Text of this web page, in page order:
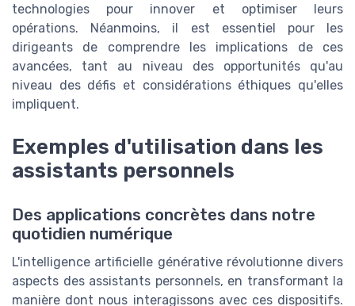
technologies pour innover et optimiser leurs
opérations. Néanmoins, il est essentiel pour les
dirigeants de comprendre les implications de ces
avancées, tant au niveau des opportunités qu'au
niveau des défis et considérations éthiques qu'elles
impliquent.
Exemples d'utilisation dans les
assistants personnels
Des applications concrètes dans notre
quotidien numérique
L'intelligence artificielle générative révolutionne divers
aspects des assistants personnels, en transformant la
manière dont nous interagissons avec ces dispositifs.